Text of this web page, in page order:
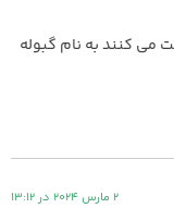
می کنند به نام گبوله
2 مارس 2024 در 13:12